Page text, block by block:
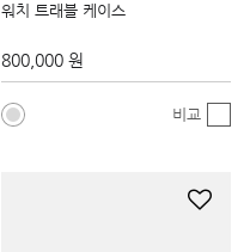
워치 트래블 케이스
800,000 원
비교